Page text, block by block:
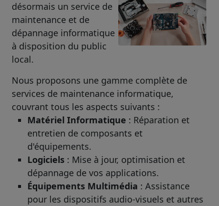
désormais un service de
maintenance et de
dépannage informatique
à disposition du public
local.
Nous proposons une gamme complète de
services de maintenance informatique,
couvrant tous les aspects suivants :
Matériel Informatique : Réparation et
entretien de composants et
d'équipements.
Logiciels : Mise à jour, optimisation et
dépannage de vos applications.
Équipements Multimédia : Assistance
pour les dispositifs audio-visuels et autres